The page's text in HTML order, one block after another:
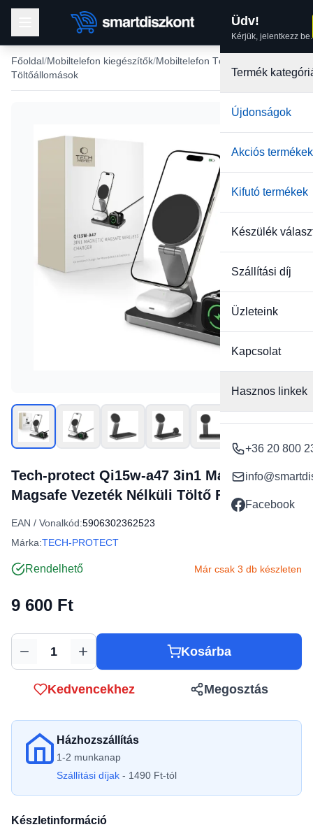
Üdv!
Kérjük, jelentkezz be.
Termék
Újdonságok
Akciós termékek
Kifutó termékek
Készülék
Szállítási díj
Üzleteink
Kapcsolat
Hasznos linkek
+36 20 800
Facebook
Főoldal Mobiltelefon kiegészítők Mobiltelefon Töltők
Töltőállomások
Tech-protect Qi15w-a47 3in1 Mágneses
Magsafe Vezeték Nélküli Töltő Fekete
EAN / Vonalkód:5906302362523
Márka:TECH-PROTECT
Rendelhető Már csak 3 db készleten
9 600 Ft
Mennyiség Kosárba
Kedvencekhez Megosztás
Házhozszállítás
1-2 munkanap
Szállítási díjak - 1490 Ft-tól
Készletinformáció